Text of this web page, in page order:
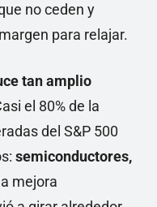
no ceden y
para relajar.
tan amplio
el 80% de la
del S&P 500
semiconductores,
mejora